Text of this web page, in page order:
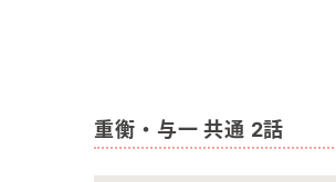
重衡・与一 共通 2話